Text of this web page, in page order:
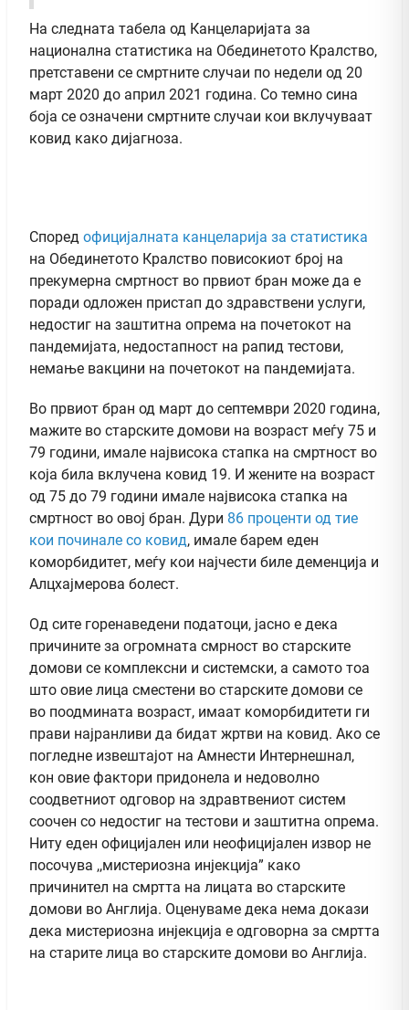
На следната табела од Канцеларијата за
национална статистика на Обединетото Кралство,
претставени се смртните случаи по недели од 20
март 2020 до април 2021 година. Со темно сина
боја се означени смртните случаи кои вклучуваат
ковид како дијагноза.
Според официјалната канцеларија за статистика
на Обединетото Кралство повисокиот број на
прекумерна смртност во првиот бран може да е
поради одложен пристап до здравствени услуги,
недостиг на заштитна опрема на почетокот на
пандемијата, недостапност на рапид тестови,
немање вакцини на почетокот на пандемијата.
Во првиот бран од март до септември 2020 година,
мажите во старските домови на возраст меѓу 75 и
79 години, имале највисока стапка на смртност во
која била вклучена ковид 19. И жените на возраст
од 75 до 79 години имале највисока стапка на
смртност во овој бран. Дури 86 проценти од тие
кои починале со ковид, имале барем еден
коморбидитет, меѓу кои најчести биле деменција и
Алцхајмерова болест.
Од сите горенаведени податоци, јасно е дека
причините за огромната смрност во старските
домови се комплексни и системски, а самото тоа
што овие лица сместени во старските домови се
во поодмината возраст, имаат коморбидитети ги
прави најранливи да бидат жртви на ковид. Ако се
погледне извештајот на Амнести Интернешнал,
кон овие фактори придонела и недоволно
соодветниот одговор на здравтвениот систем
соочен со недостиг на тестови и заштитна опрема.
Ниту еден официјален или неофицијален извор не
посочува ,,мистериозна инјекција” како
причинител на смртта на лицата во старските
домови во Англија. Оценуваме дека нема докази
дека мистериозна инјекција е одговорна за смртта
на старите лица во старските домови во Англија.